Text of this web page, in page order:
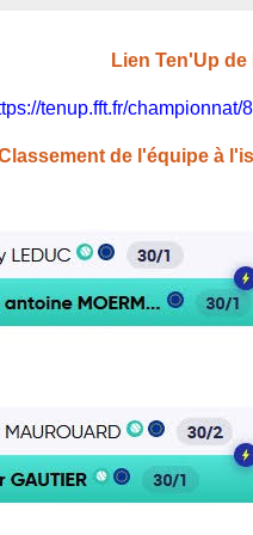
Lien Ten'Up
tenup.fft.fr/
de l'équipe à